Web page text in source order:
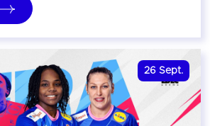
26 Sept.